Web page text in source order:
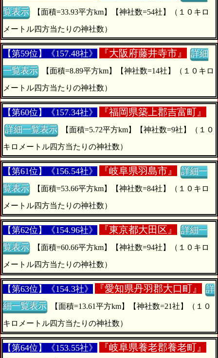
覧表示
メートル四方当たりの神社数）
【第59位】《157.48社》 『大阪府藤井寺市』
詳細
一覧表示
メートル四方当たりの神社数）
【第60位】《157.34社》 『福岡県築上郡吉富町』
詳細一覧表示
キロメートル四方当たりの神社数）
【第61位】《156.54社》 『岐阜県羽島市』
詳細一
覧表示
メートル四方当たりの神社数）
【第62位】《154.96社》 『東京都大田区』
詳細一
覧表示
メートル四方当たりの神社数）
【第63位】《154.3社》 『愛知県丹羽郡大口町』
詳
細一覧表示
キロメートル四方当たりの神社数）
【第64位】《153.55社》 『岐阜県養老郡養老町』